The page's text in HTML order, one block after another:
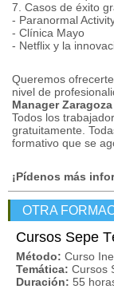
7. Casos de éxito
- Paranormal
- Clínica Mayo
- Netflix y la
Queremos
nivel de
Manager Zaragoza
Todos los
gratuitamente.
formativo que se
¡Pídenos más
OTRA
Cursos Sepe
Método: Curso
Temática: Cursos
Duración: 55